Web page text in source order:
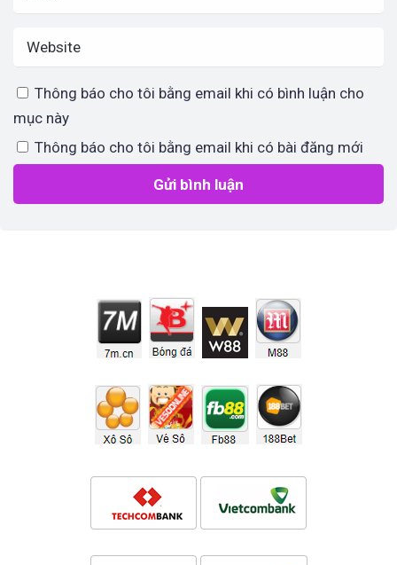
Thông báo cho tôi bằng email khi có bình luận cho
mục này
Thông báo cho tôi bằng email khi có bài đăng mới